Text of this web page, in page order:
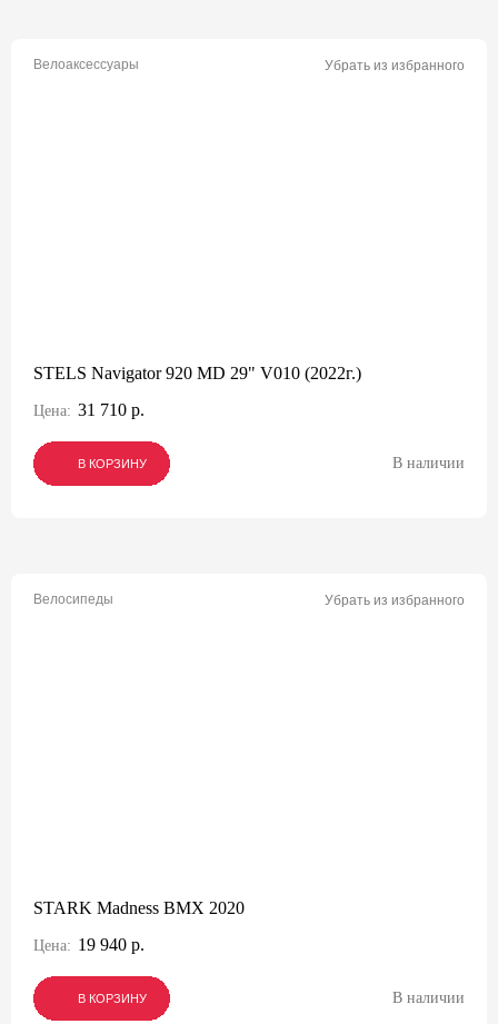
Велоаксессуары Убрать из избранного
STELS Navigator 920 MD 29" V010 (2022г.)
Цена: 31 710 р.
В КОРЗИНУ
В КОРЗИНУ
В КОРЗИНУ В наличии
Велосипеды Убрать из избранного
STARK Madness BMX 2020
Цена: 19 940 р.
В КОРЗИНУ
В КОРЗИНУ
В КОРЗИНУ В наличии